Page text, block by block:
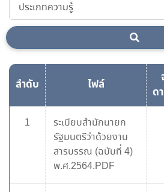
ลำดับ ไฟล์
ด
1
ระเบียบสำนักนายก
รัฐมนตรีว่าด้วยงาน
สารบรรณ (ฉบับที่ 4)
พ.ศ.2564.PDF